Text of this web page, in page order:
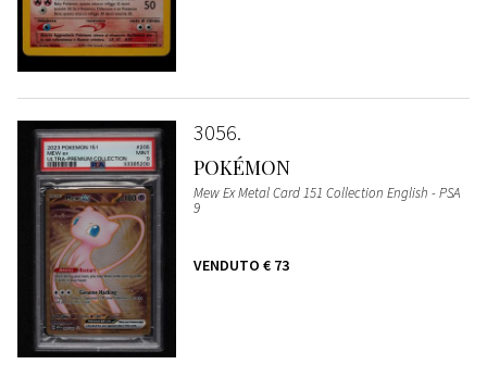
3056
POKÉMON
Mew Ex Metal Card 151 Collection English - PSA
9
VENDUTO € 73